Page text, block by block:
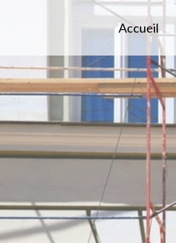
Accueil